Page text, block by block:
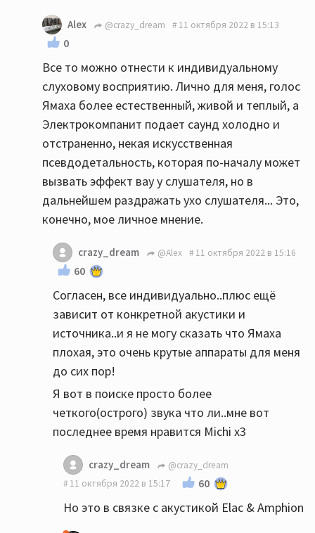
Alex @crazy_dream 11 октября 2022 в 15:13
0
Все то можно отнести к индивидуальному
слуховому восприятию. Лично для меня, голос
Ямаха более естественный, живой и теплый, а
Электрокомпанит подает саунд холодно и
отстраненно, некая искусственная
псевдодетальность, которая по-началу может
вызвать эффект вау у слушателя, но в
дальнейшем раздражать ухо слушателя... Это,
конечно, мое личное мнение.
crazy_dream @Alex 11 октября 2022 в 15:16
60
Согласен, все индивидуально..плюс ещё
зависит от конкретной акустики и
источника..и я не могу сказать что Ямаха
плохая, это очень крутые аппараты для меня
до сих пор!
Я вот в поиске просто более
четкого(острого) звука что ли..мне вот
последнее время нравится Michi x3
crazy_dream
@crazy_dream
11 октября 2022 в 15:17
60
Но это в связке с акустикой Elac & Amphion